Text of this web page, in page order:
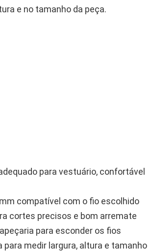
e no tamanho da peça.
para vestuário, confortável
compatível com o fio escolhido
cortes precisos e bom arremate
para esconder os fios
para medir largura, altura e tamanho